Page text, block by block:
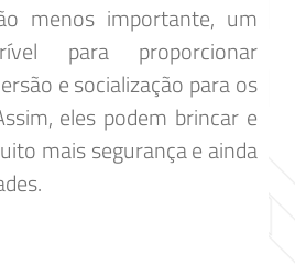
menos importante, um
para proporcionar
e socialização para os
eles podem brincar e
mais segurança e ainda